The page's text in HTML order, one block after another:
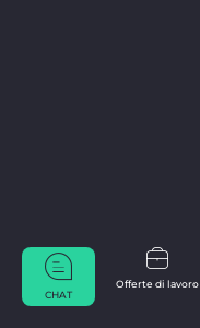
Offerte di lavoro
CHAT